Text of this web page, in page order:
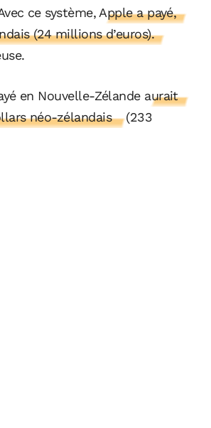
ce système,Apple a payé,
(24 millions d’euros).
en Nouvelle-Zélandeaurait
néo-zélandais
(233